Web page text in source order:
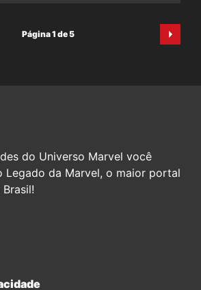
Página 1 de 5
do Universo Marvel você
Legado da Marvel, o maior portal